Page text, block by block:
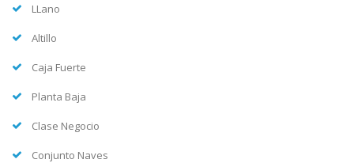
LLano
Altillo
Caja Fuerte
Planta Baja
Clase Negocio
Conjunto Naves